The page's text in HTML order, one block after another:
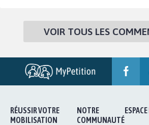
VOIR TOUS LES
RÉUSSIR VOTRE
MOBILISATION
NOTRE
COMMUNAUTÉ